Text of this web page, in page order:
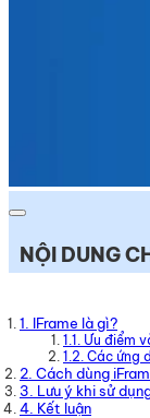
NỘI DUNG
1. IFrame là gì?
1.1. Ưu điểm
1.2. Các ứng
2. Cách dùng
3. Lưu ý khi sử
4. Kết luận